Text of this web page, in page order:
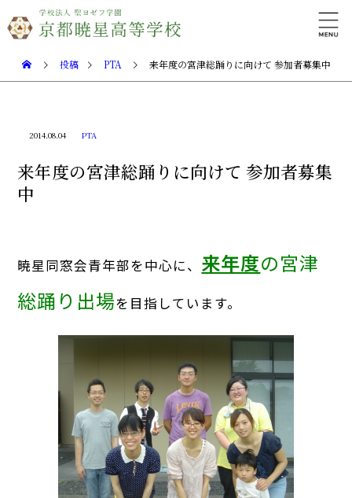
投稿 PTA 来年度の宮津総踊りに向けて 参加者募集中
2014.08.04 PTA
来年度の宮津総踊りに向けて 参加者募集
中
暁星同窓会青年部を中心に、 来年度の宮津
総踊り出場を目指しています。